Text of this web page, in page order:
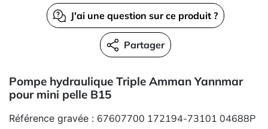
J'ai une question sur ce produit ?
Partager
Pompe hydraulique Triple Amman Yannmar
pour mini pelle B15
Référence gravée : 67607700 172194-73101 04688P